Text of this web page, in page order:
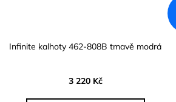
Infinite kalhoty 462-808B tmavě modrá
3 220 Kč